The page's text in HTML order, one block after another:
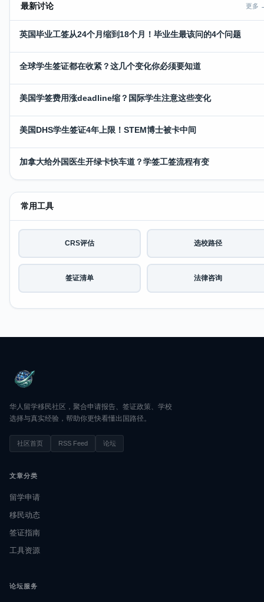
最新讨论 更多
英国毕业工签从24个月缩到18个月！毕业生最该问的4个问题
全球学生签证都在收紧？这几个变化你必须要知道
美国学签费用涨deadline缩？国际学生注意这些变化
美国DHS学生签证4年上限！STEM博士被卡中间
加拿大给外国医生开绿卡快车道？学签工签流程有变
常用工具
CRS评估 选校路径
签证清单 法律咨询
华人留学移民社区，聚合申请报告、签证政策、学校
选择与真实经验，帮助你更快看懂出国路径。
社区首页 RSS Feed 论坛
文章分类
留学申请
移民动态
签证指南
工具资源
论坛服务